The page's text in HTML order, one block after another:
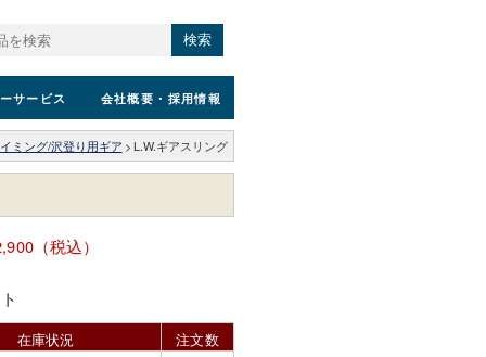
検索
サービス 会社概要 ・採用情報
ミング/沢登り用ギア > L.W.ギアスリング
（税込）
在庫状況 注文数